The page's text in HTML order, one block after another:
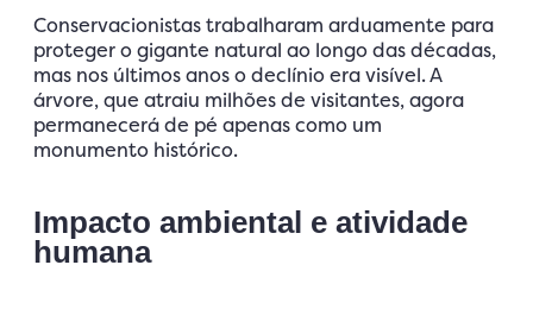
Conservacionistas trabalharam arduamente para
proteger o gigante natural ao longo das décadas,
mas nos últimos anos o declínio era visível. A
árvore, que atraiu milhões de visitantes, agora
permanecerá de pé apenas como um
monumento histórico.
Impacto ambiental e atividade
humana